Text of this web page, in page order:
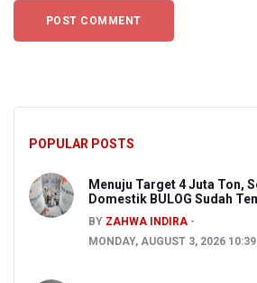
POPULAR POSTS
Menuju Target 4 Juta Ton,
Domestik BULOG Sudah
BY ZAHWA INDIRA
MONDAY, AUGUST 3, 2026